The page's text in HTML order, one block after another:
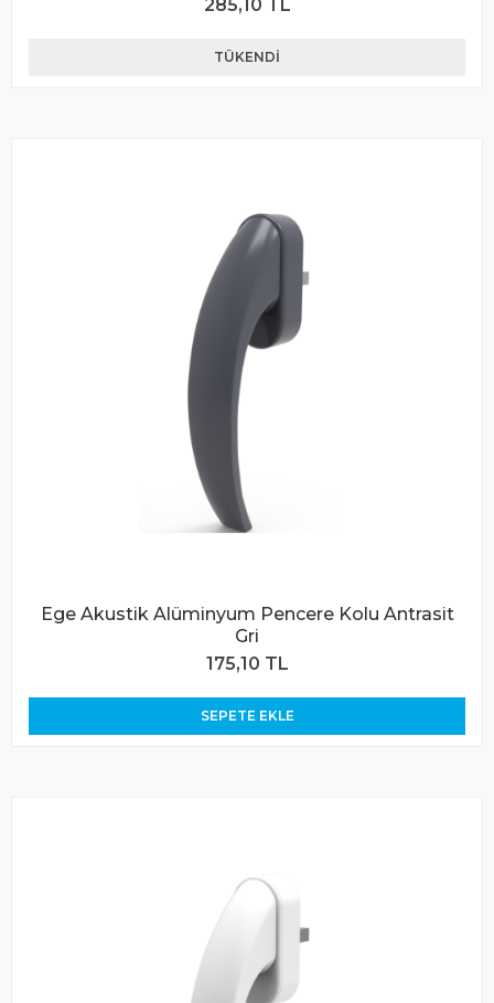
285,10 TL
TÜKENDI
Ege Akustik Alüminyum Pencere Kolu Antrasit
Gri
175,10 TL
SEPETE EKLE